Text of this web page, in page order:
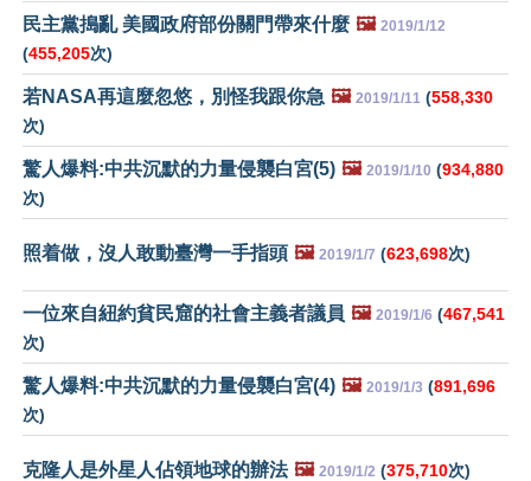
民主黨搗亂 美國政府部份關門帶來什麼 🖼️ 2019/1/12
(455,205次)
若NASA再這麼忽悠，別怪我跟你急 🖼️ 2019/1/11 (558,330
次)
驚人爆料:中共沉默的力量侵襲白宮(5) 🖼️ 2019/1/10 (934,880
次)
照着做，沒人敢動臺灣一手指頭 🖼️ 2019/1/7 (623,698次)
一位來自紐約貧民窟的社會主義者議員 🖼️ 2019/1/6 (467,541
次)
驚人爆料:中共沉默的力量侵襲白宮(4) 🖼️ 2019/1/3 (891,696
次)
克隆人是外星人佔領地球的辦法 🖼️ 2019/1/2 (375,710次)